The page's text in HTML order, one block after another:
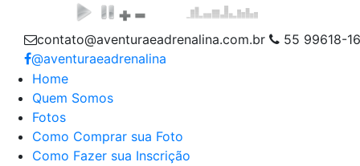
contato@aventuraeadrenalina.com.br
55 99618-
@aventuraeadrenalina
Home
Quem Somos
Fotos
Como Comprar sua Foto
Como Fazer sua Inscrição